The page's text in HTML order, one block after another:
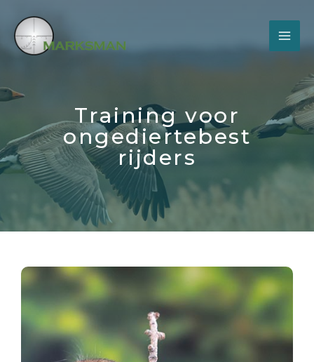
Training voor
ongediertebest
rijders